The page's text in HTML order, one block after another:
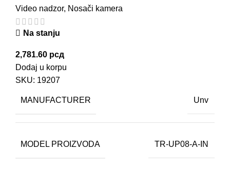
Video nadzor, Nosači kamera
Na stanju
2,781.60 рсд
Dodaj u korpu
SKU: 19207
MANUFACTURER Unv
MODEL PROIZVODA TR-UP08-A-IN